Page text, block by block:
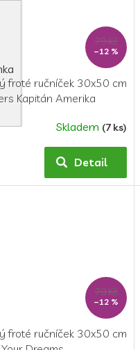
79 Kč
–12 %
froté ručníček 30x50 cm
Kapitán Amerika
Skladem (7 ks)
Detail
79 Kč
–12 %
froté ručníček 30x50 cm